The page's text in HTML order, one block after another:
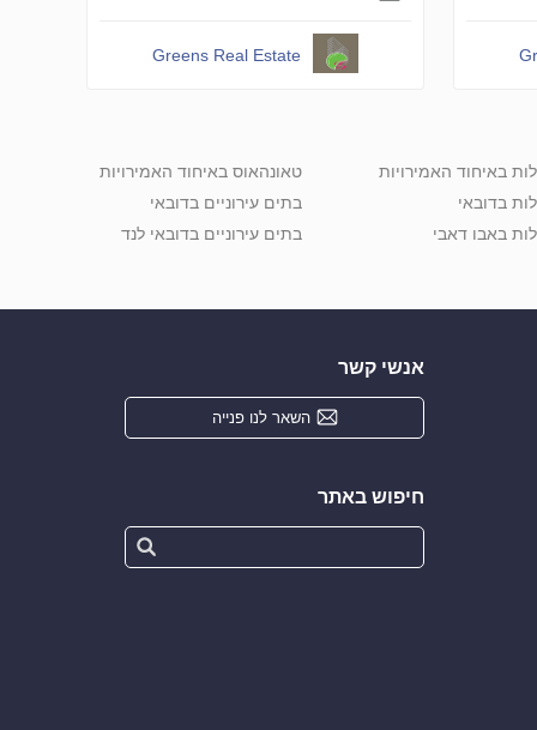
Greens Real Estate
באיחוד האמירויות
בדובאי
באבו דאבי
טאונהאוס באיחוד האמירויות
בתים עירוניים בדובאי
בתים עירוניים בדובאי לנד
אנשי קשר
השאר לנו פנייה
חיפוש באתר